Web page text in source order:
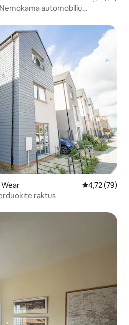
automobilių
Wear Vidutinis
4,72 (79)
raktus